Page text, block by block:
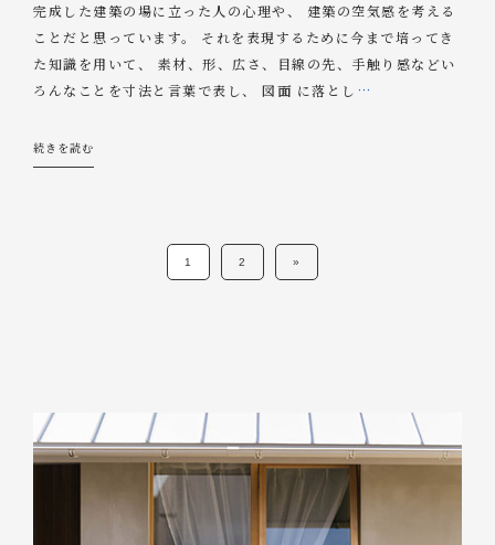
完成した建築の場に立った人の心理や、 建築の空気感を考える
ことだと思っています。 それを表現するために今まで培ってき
た知識を用いて、 素材、形、広さ、目線の先、手触り感などい
ろんなことを寸法と言葉で表し、 図面 に落とし …
続きを読む
1 2 »